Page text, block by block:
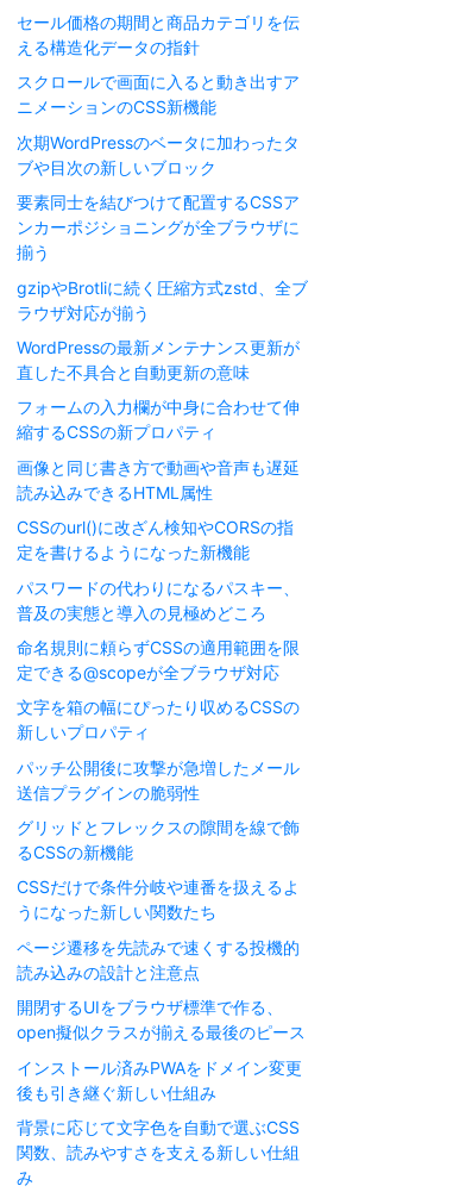
セール価格の期間と商品カテゴリを伝
える構造化データの指針
スクロールで画面に入ると動き出すア
ニメーションのCSS新機能
次期WordPressのベータに加わったタ
ブや目次の新しいブロック
要素同士を結びつけて配置するCSSア
ンカーポジショニングが全ブラウザに
揃う
gzipやBrotliに続く圧縮方式zstd、全ブ
ラウザ対応が揃う
WordPressの最新メンテナンス更新が
直した不具合と自動更新の意味
フォームの入力欄が中身に合わせて伸
縮するCSSの新プロパティ
画像と同じ書き方で動画や音声も遅延
読み込みできるHTML属性
CSSのurl()に改ざん検知やCORSの指
定を書けるようになった新機能
パスワードの代わりになるパスキー、
普及の実態と導入の見極めどころ
命名規則に頼らずCSSの適用範囲を限
定できる@scopeが全ブラウザ対応
文字を箱の幅にぴったり収めるCSSの
新しいプロパティ
パッチ公開後に攻撃が急増したメール
送信プラグインの脆弱性
グリッドとフレックスの隙間を線で飾
るCSSの新機能
CSSだけで条件分岐や連番を扱えるよ
うになった新しい関数たち
ページ遷移を先読みで速くする投機的
読み込みの設計と注意点
開閉するUIをブラウザ標準で作る、
open擬似クラスが揃える最後のピース
インストール済みPWAをドメイン変更
後も引き継ぐ新しい仕組み
背景に応じて文字色を自動で選ぶCSS
関数、読みやすさを支える新しい仕組
み